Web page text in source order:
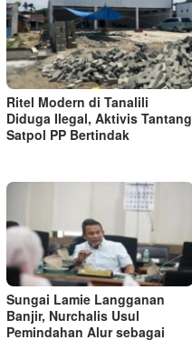
Ritel Modern di Tanalili
Diduga Ilegal, Aktivis Tantang
Satpol PP Bertindak
Sungai Lamie Langganan
Banjir, Nurchalis Usul
Pemindahan Alur sebagai